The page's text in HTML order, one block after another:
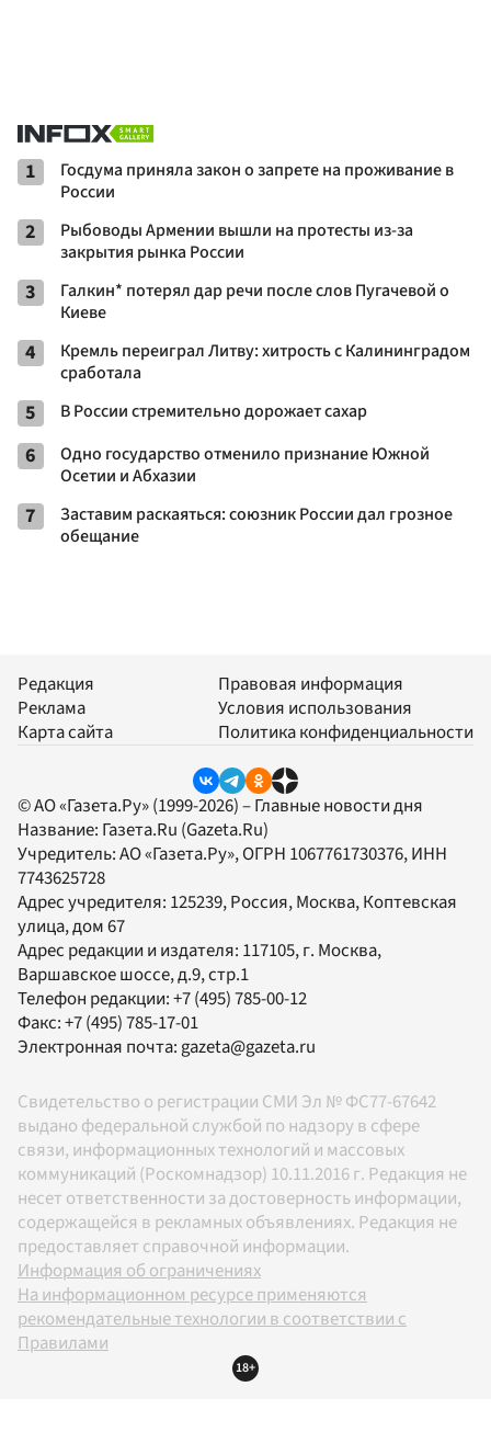
1
Госдума приняла закон о запрете на проживание в
России
2
Рыбоводы Армении вышли на протесты из-за
закрытия рынка России
3
Галкин* потерял дар речи после слов Пугачевой о
Киеве
4
Кремль переиграл Литву: хитрость с Калининградом
сработала
5 В России стремительно дорожает сахар
6
Одно государство отменило признание Южной
Осетии и Абхазии
7
Заставим раскаяться: союзник России дал грозное
обещание
Редакция
Реклама
Карта сайта
Правовая информация
Условия использования
Политика конфиденциальности
© АО «Газета.Ру» (1999-2026) – Главные новости дня
Название: Газета.Ru (Gazeta.Ru)
Учредитель:АО «Газета.Ру», ОГРН 1067761730376, ИНН
7743625728
Адрес учредителя: 125239, Россия, Москва, Коптевская
улица, дом 67
Адрес редакции и издателя: 117105, г. Москва,
Варшавское шоссе, д.9, стр.1
Телефон редакции:+7 (495) 785-00-12
Факс:+7 (495) 785-17-01
Электронная почта: gazeta@gazeta.ru
Свидетельство о регистрации СМИ Эл № ФС77-67642
выдано федеральной службой по надзору в сфере
связи, информационных технологий и массовых
коммуникаций (Роскомнадзор) 10.11.2016 г. Редакция не
несет ответственности за достоверность информации,
содержащейся в рекламных объявлениях. Редакция не
предоставляет справочной информации.
Информация об ограничениях
На информационном ресурсе применяются
рекомендательные технологии в соответствии с
Правилами
18+